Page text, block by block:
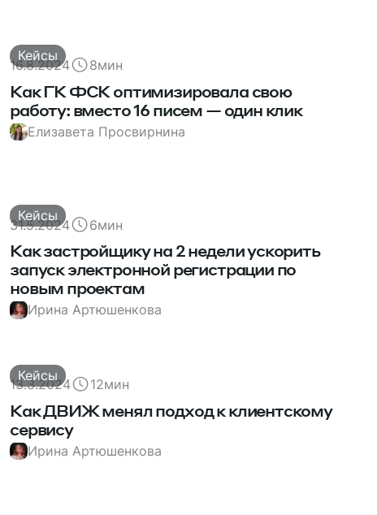
16.8.2024 8мин
Как ГК ФСК оптимизировала свою
работу: вместо 16 писем — один клик
Елизавета Просвирнина
Кейсы
31.5.2024 6мин
Как застройщику на 2 недели ускорить
запуск электронной регистрации по
новым проектам
Ирина Артюшенкова
Кейсы
13.3.2024 12мин
Как ДВИЖ менял подход к клиентскому
сервису
Ирина Артюшенкова
Кейсы